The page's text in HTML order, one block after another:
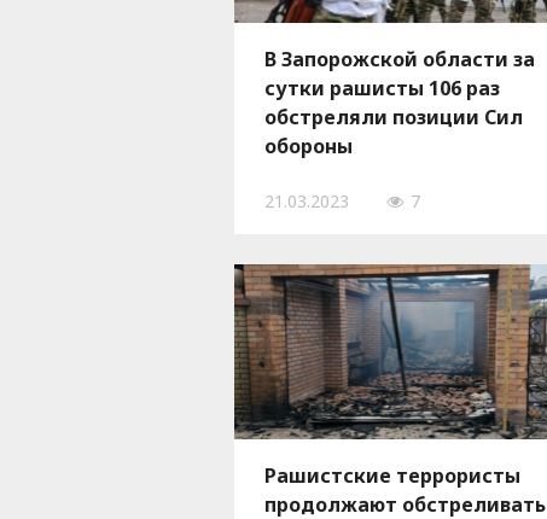
В Запорожской области за
сутки рашисты 106 раз
обстреляли позиции Сил
обороны
21.03.2023 7
Рашистские террористы
продолжают обстреливать